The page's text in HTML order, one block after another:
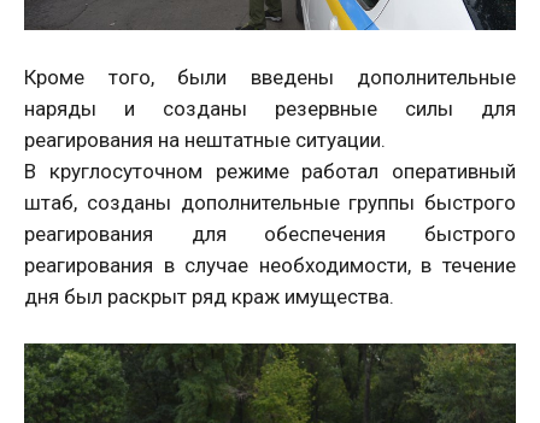
Кроме того, были введены дополнительные
наряды и созданы резервные силы для
реагирования на нештатные ситуации.
В круглосуточном режиме работал оперативный
штаб, созданы дополнительные группы быстрого
реагирования для обеспечения быстрого
реагирования в случае необходимости, в течение
дня был раскрыт ряд краж имущества.